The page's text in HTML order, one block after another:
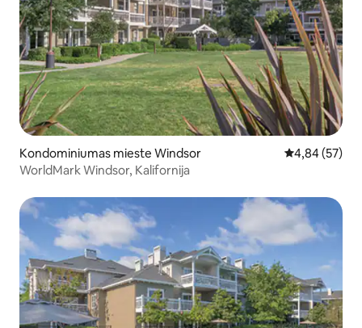
Kondominiumas mieste Windsor Vidutinis
4,84 (57)
WorldMark Windsor, Kalifornija